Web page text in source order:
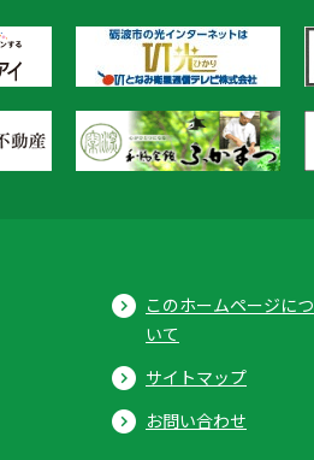
このホームページにつ
いて
サイトマップ
お問い合わせ